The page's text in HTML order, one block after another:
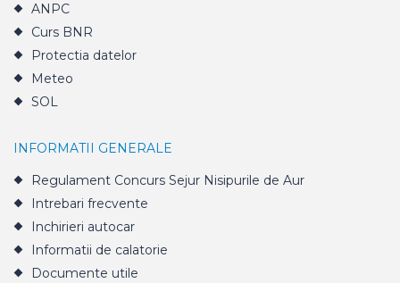
ANPC
Curs BNR
Protectia datelor
Meteo
SOL
INFORMATII GENERALE
Regulament Concurs Sejur Nisipurile de Aur
Intrebari frecvente
Inchirieri autocar
Informatii de calatorie
Documente utile